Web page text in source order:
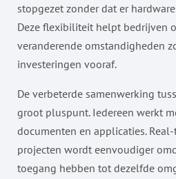
stopgezet zonder dat er
Deze flexibiliteit helpt bedrijven
veranderende omstandigheden
investeringen vooraf.
De verbeterde samenwerking
groot pluspunt. Iedereen werkt
documenten en applicaties.
projecten wordt eenvoudiger
toegang hebben tot dezelfde